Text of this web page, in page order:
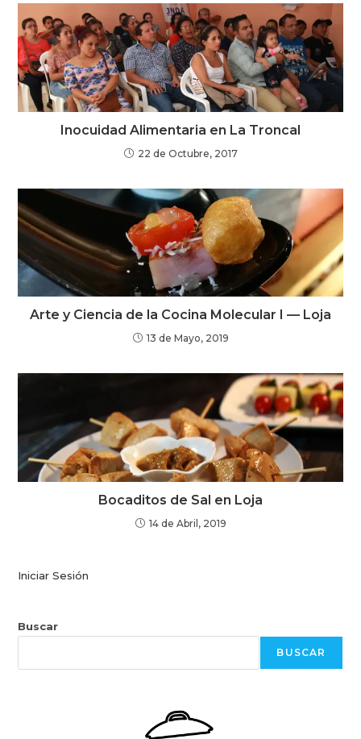
Inocuidad Alimentaria en La Troncal
22 de Octubre, 2017
Arte y Ciencia de la Cocina Molecular I — Loja
13 de Mayo, 2019
Bocaditos de Sal en Loja
14 de Abril, 2019
Iniciar Sesión
Buscar
BUSCAR